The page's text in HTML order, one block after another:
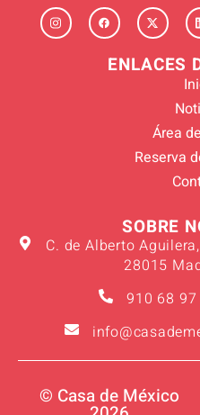
ENLACES
Área
Reserva
SOBRE
C. de Alberto
28015
910 68
© Casa de México